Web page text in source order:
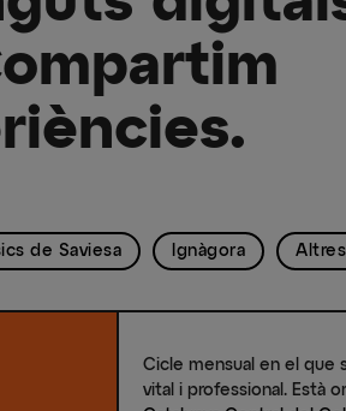
de Saviesa Ignàgora Altres
Cicle mensual en el que
vital i professional. Està